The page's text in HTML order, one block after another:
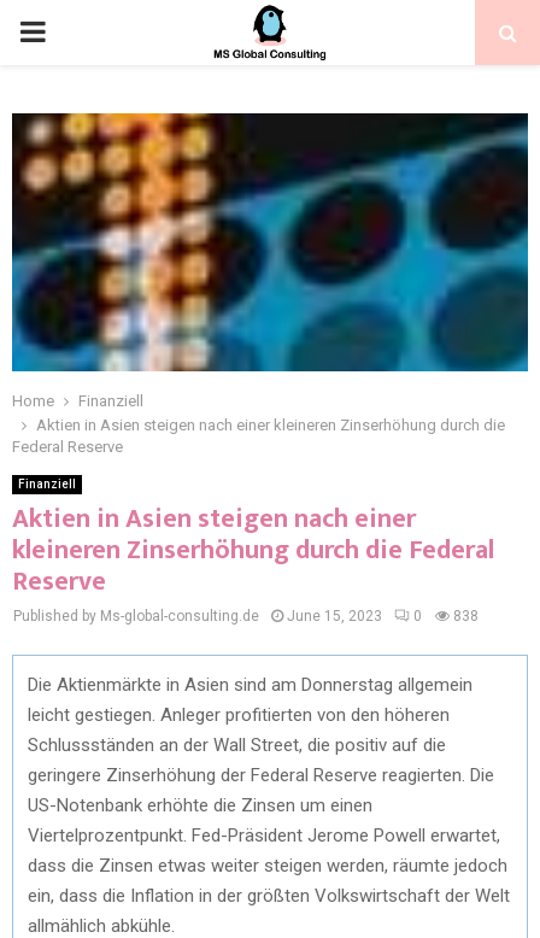
Home
Finanziell
Aktien in Asien steigen nach einer kleineren Zinserhöhung durch die
Federal Reserve
Finanziell
Aktien in Asien steigen nach einer
kleineren Zinserhöhung durch die Federal
Reserve
Published by Ms-global-consulting.de June 15, 2023 0 838
Die Aktienmärkte in Asien sind am Donnerstag allgemein
leicht gestiegen. Anleger profitierten von den höheren
Schlussständen an der Wall Street, die positiv auf die
geringere Zinserhöhung der Federal Reserve reagierten. Die
US-Notenbank erhöhte die Zinsen um einen
Viertelprozentpunkt. Fed-Präsident Jerome Powell erwartet,
dass die Zinsen etwas weiter steigen werden, räumte jedoch
ein, dass die Inflation in der größten Volkswirtschaft der Welt
allmählich abkühle.